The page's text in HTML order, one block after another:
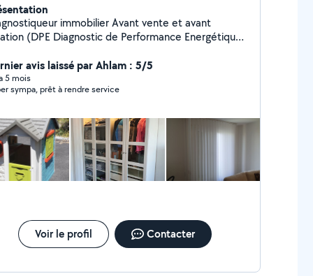
immobilier Avant vente et avant
(DPE Diagnostic de Performance Energétique,
Carrez et Loi Boutin) Disponible pour étudier vos
sollicitations! À très bientôt!
avis laissé par Ahlam : 5/5
5 mois
sympa, prêt à rendre service
Voir le profil Contacter